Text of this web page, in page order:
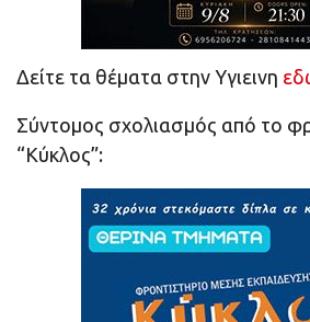
Δείτε τα θέματα στην Υγιεινη
Σύντομος σχολιασμός από το
“Κύκλος”: